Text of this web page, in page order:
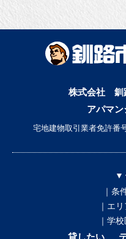
株式会社 釧
アパマ
宅地建物取引業者免許番
▼
｜条
｜エ
｜学